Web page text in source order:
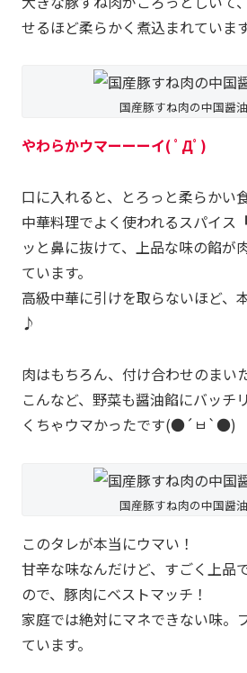
せるほど柔らかく煮込まれています
国産豚すね肉の中国醤
やわらかウマーーーイ( ﾟДﾟ)
中華料理でよく使われるスパイス
ッと鼻に抜けて、上品な味の餡が
ています。
高級中華に引けを取らないほど、
♪
肉はもちろん、付け合わせのまい
こんなど、野菜も醤油餡にバッチ
くちゃウマかったです(●´ㅂ`●)
国産豚すね肉の中国醤
このタレが本当にウマい！
甘辛な味なんだけど、すごく上品
ので、豚肉にベストマッチ！
家庭では絶対にマネできない味。
ています。